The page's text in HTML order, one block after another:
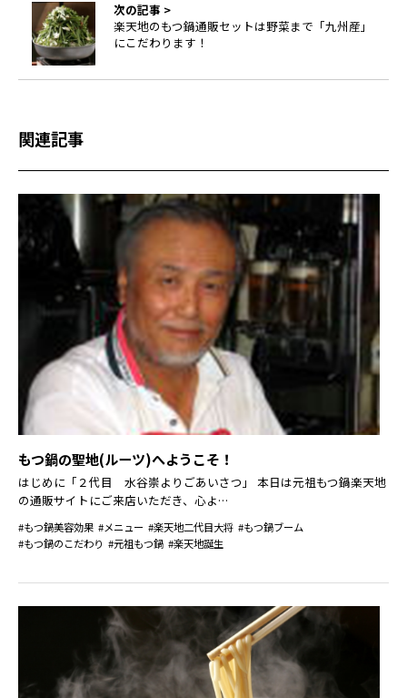
次の記事 >
楽天地のもつ鍋通販セットは野菜まで「九州産」
にこだわります！
関連記事
もつ鍋の聖地(ルーツ)へようこそ！
はじめに「２代目 水谷崇よりごあいさつ」 本日は元祖もつ鍋楽天地
の通販サイトにご来店いただき、心よ…
#もつ鍋美容効果 #メニュー #楽天地二代目大将 #もつ鍋ブーム
#もつ鍋のこだわり #元祖もつ鍋 #楽天地誕生